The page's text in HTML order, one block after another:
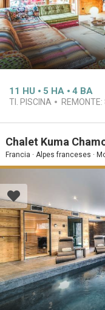
11 HU 5 HA 4 BA
TI. PISCINA REMONTE:
Chalet Kuma
Francia · Alpes franceses ·